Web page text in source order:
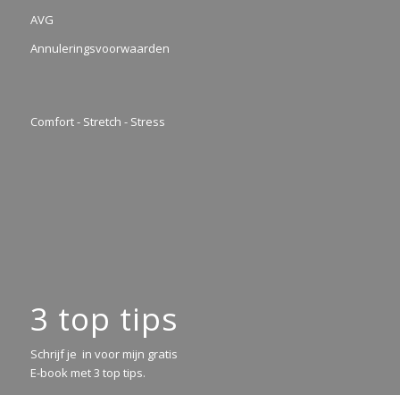
AVG
Annuleringsvoorwaarden
Comfort - Stretch - Stress
3 top tips
Schrijf je in voor mijn gratis
E-book met 3 top tips.